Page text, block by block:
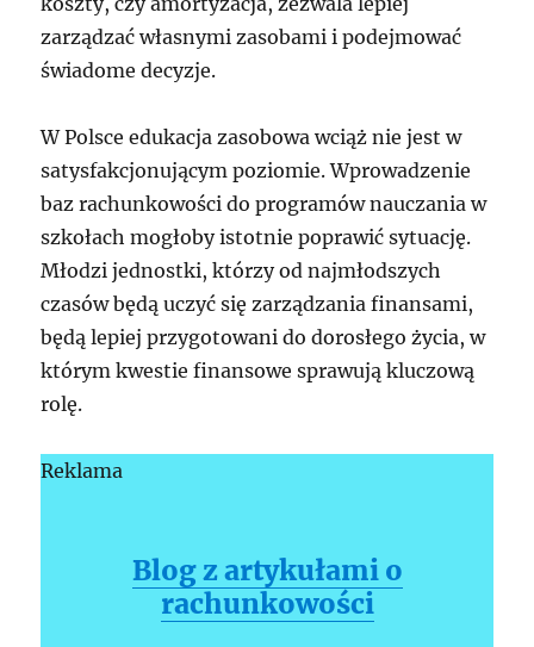
zarządzać własnymi zasobami i podejmować
świadome decyzje.
W Polsce edukacja zasobowa wciąż nie jest w
satysfakcjonującym poziomie. Wprowadzenie
baz rachunkowości do programów nauczania w
szkołach mogłoby istotnie poprawić sytuację.
Młodzi jednostki, którzy od najmłodszych
czasów będą uczyć się zarządzania finansami,
będą lepiej przygotowani do dorosłego życia, w
którym kwestie finansowe sprawują kluczową
rolę.
Reklama
Blog z artykułami o
rachunkowości